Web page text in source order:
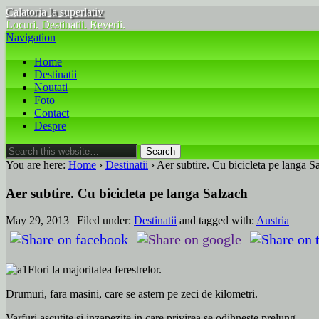
Calatoria la superlativ
Locuri. Destinatii. Reverii.
Navigation
Home
Destinatii
Noutati
Foto
Contact
Despre
You are here: Home › Destinatii › Aer subtire. Cu bicicleta pe langa
Aer subtire. Cu bicicleta pe langa Salzach
May 29, 2013 | Filed under: Destinatii and tagged with: Austria
Flori la majoritatea ferestrelor.
Drumuri, fara masini, care se astern pe zeci de kilometri.